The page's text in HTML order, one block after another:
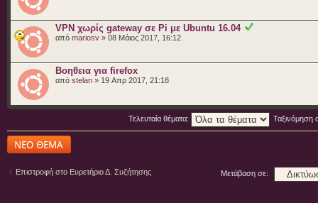
VPN χωρίς gateway σε Pi με Ubuntu 16.04
από mariosv » 08 Μάιος 2017, 16:12
Βοηθεια για firefox
από stelan » 19 Απρ 2017, 21:18
Τελευταία θέματα: Ταξινόμηση
Δημιουργία νέου
θέματος
Επιστροφή στο Ευρετήριο Δ. Συζήτησης Μετάβαση σε: